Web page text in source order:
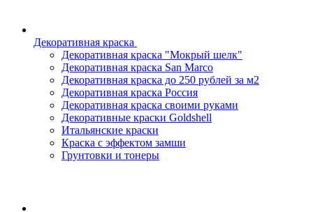
Декоративная краска
Декоративная краска "Мокрый шелк"
Декоративная краска San Marco
Декоративная краска до 250 рублей за м2
Декоративная краска Россия
Декоративная краска своими руками
Декоративные краски Goldshell
Итальянские краски
Краска с эффектом замши
Грунтовки и тонеры